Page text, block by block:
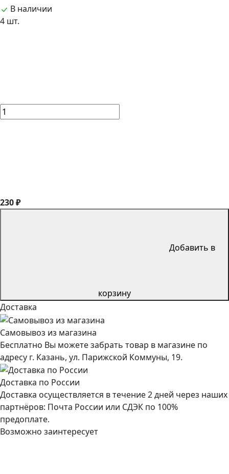
В наличии
4 шт.
230 ₽
Добавить в
корзину
Доставка
Самовывоз из магазина
Бесплатно Вы можете забрать товар в магазине по
адресу г. Казань, ул. Парижской Коммуны, 19.
Доставка по России
Доставка осуществляется в течение 2 дней через наших
партнёров: Почта России или СДЭК по 100%
предоплате.
Возможно заинтересует